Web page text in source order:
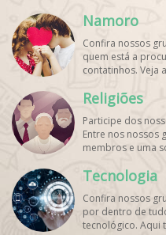
Namoro
Confira nossos
quem está a
contatinhos. Veja
Religiões
Participe dos
Entre nos nossos
membros e uma
Tecnologia
Confira nossos
por dentro de
tecnológico. Aqui